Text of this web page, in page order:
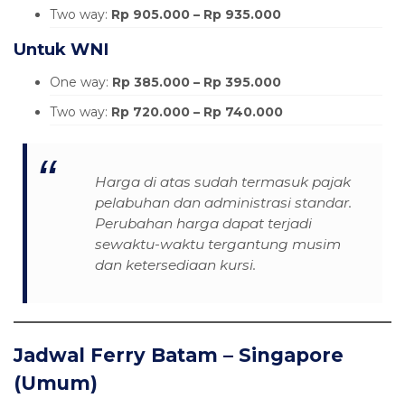
Two way: Rp 905.000 – Rp 935.000
Untuk WNI
One way: Rp 385.000 – Rp 395.000
Two way: Rp 720.000 – Rp 740.000
Harga di atas sudah termasuk pajak
pelabuhan dan administrasi standar.
Perubahan harga dapat terjadi
sewaktu-waktu tergantung musim
dan ketersediaan kursi.
Jadwal Ferry Batam – Singapore
(Umum)